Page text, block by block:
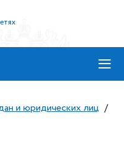
≡
и юридических лиц /